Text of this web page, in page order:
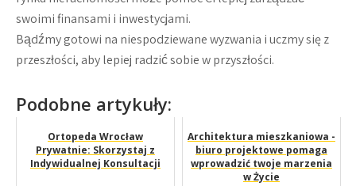
swoimi finansami i inwestycjami.
Bądźmy gotowi na niespodziewane wyzwania i uczmy się z
przeszłości, aby lepiej radzić sobie w przyszłości.
Podobne artykuły:
Ortopeda Wrocław
Prywatnie: Skorzystaj z
Indywidualnej Konsultacji
Architektura mieszkaniowa -
biuro projektowe pomaga
wprowadzić twoje marzenia
w Życie